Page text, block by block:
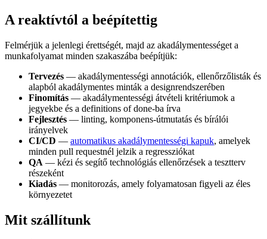
A reaktívtól a beépítettig
Felmérjük a jelenlegi érettségét, majd az akadálymentességet a
munkafolyamat minden szakaszába beépítjük:
Tervezés — akadálymentességi annotációk, ellenőrzőlisták és
alapból akadálymentes minták a designrendszerében
Finomítás — akadálymentességi átvételi kritériumok a
jegyekbe és a definitions of done-ba írva
Fejlesztés — linting, komponens-útmutatás és bírálói
irányelvek
CI/CD — automatikus akadálymentességi kapuk, amelyek
minden pull requestnél jelzik a regressziókat
QA — kézi és segítő technológiás ellenőrzések a tesztterv
részeként
Kiadás — monitorozás, amely folyamatosan figyeli az éles
környezetet
Mit szállítunk